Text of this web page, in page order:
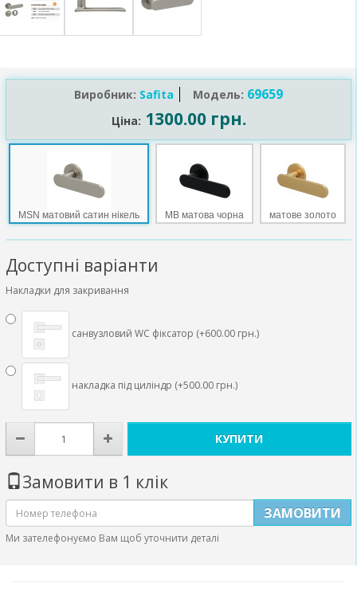
Виробник: Safita Модель: 69659
Ціна: 1300.00 грн.
MSN матовий сатин нікель MB матова чорна матове золото
Доступні варіанти
Накладки для закривання
санвузловий WC фіксатор (+600.00 грн.)
накладка під циліндр (+500.00 грн.)
КУПИТИ
Замовити в 1 клік
ЗАМОВИТИ
Ми зателефонуємо Вам щоб уточнити деталі